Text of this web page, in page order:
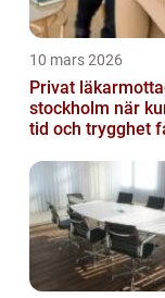
10 mars 2026
Privat
stockholm när kunskap,
tid och trygghet